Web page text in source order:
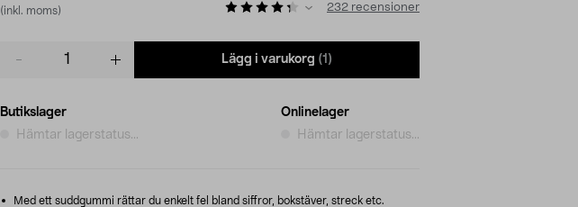
(inkl. moms) 232 recensioner
Lägg i varukorg (1)
Butikslager
Hämtar lagerstatus...
Onlinelager
Hämtar lagerstatus...
Med ett suddgummi rättar du enkelt fel bland siffror, bokstäver, streck etc.